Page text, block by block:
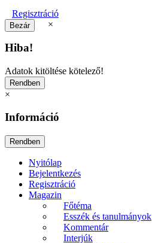
Regisztráció
×
Hiba!
Adatok kitöltése kötelező!
×
Információ
Nyitólap
Bejelentkezés
Regisztráció
Magazin
Főtéma
Esszék és tanulmányok
Kommentár
Interjúk